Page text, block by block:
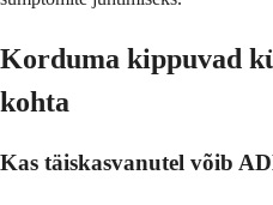
Korduma kippuvad
kohta
Kas täiskasvanutel võib